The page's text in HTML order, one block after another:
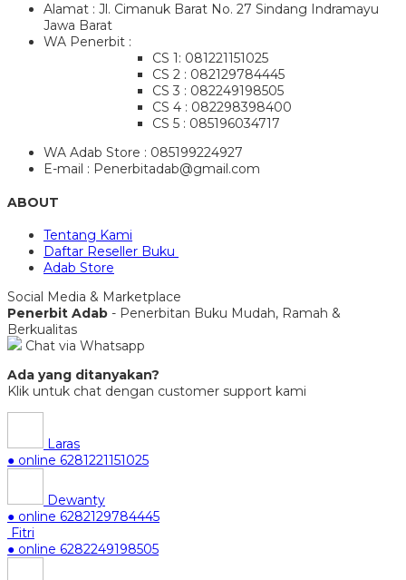
Alamat : Jl. Cimanuk Barat No. 27 Sindang Indramayu
Jawa Barat
WA Penerbit :
CS 1: 081221151025
CS 2 : 082129784445
CS 3 : 082249198505
CS 4 : 082298398400
CS 5 : 085196034717
WA Adab Store : 085199224927
E-mail : Penerbitadab@gmail.com
ABOUT
Tentang Kami
Daftar Reseller Buku
Adab Store
Social Media & Marketplace
Penerbit Adab - Penerbitan Buku Mudah, Ramah &
Berkualitas
Chat via Whatsapp
Ada yang ditanyakan?
Klik untuk chat dengan customer support kami
Laras
● online 6281221151025
Dewanty
● online 6282129784445
Fitri
● online 6282249198505